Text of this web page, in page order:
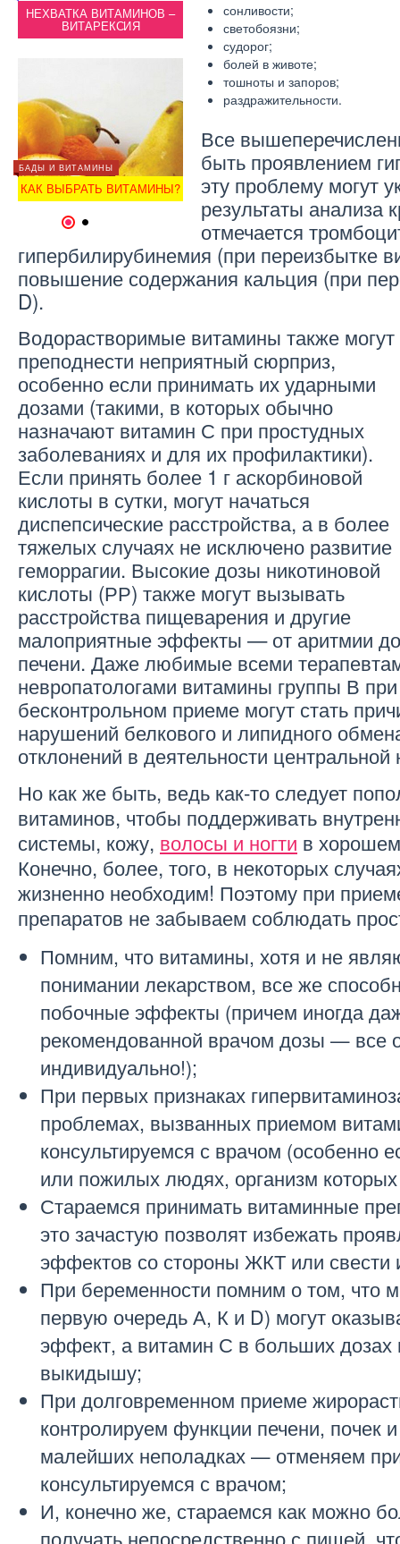
НЕХВАТКА ВИТАМИНОВ –
ВИТАРЕКСИЯ
БАДЫ И ВИТАМИНЫ
КАК ВЫБРАТЬ ВИТАМИНЫ?
ВИТАМИНЫ МЕРЦ —
ОТЗЫВ
ОТЗЫВЫ
ВИТАМИНЫ АЛФАВИТ-
ОТЗЫВ
БАДЫ И
КАК
сонливости;
светобоязни;
судорог;
болей в животе;
тошноты и запоров;
раздражительности.
Все
быть проявлением
эту проблему могут
результаты анализа
отмечается
гипербилирубинемия (при переизбытке
повышение содержания кальция (при
D).
Водорастворимые витамины также могут
преподнести неприятный сюрприз,
особенно если принимать их ударными
дозами (такими, в которых обычно
назначают витамин С при простудных
заболеваниях и для их профилактики).
Если принять более 1 г аскорбиновой
кислоты в сутки, могут начаться
диспепсические расстройства, а в более
тяжелых случаях не исключено развитие
геморрагии. Высокие дозы никотиновой
кислоты (РР) также могут вызывать
расстройства пищеварения и другие
малоприятные эффекты — от аритмии
печени. Даже любимые всеми
невропатологами витамины группы В
бесконтрольном приеме могут стать
нарушений белкового и липидного
отклонений в деятельности
Но как же быть, ведь как-то следует
витаминов, чтобы поддерживать
системы, кожу, волосы и ногти в
Конечно, более, того, в некоторых
жизненно необходим! Поэтому при
препаратов не забываем соблюдать
Помним, что витамины, хотя и не
понимании лекарством, все же
побочные эффекты (причем иногда
рекомендованной врачом дозы — все
индивидуально!);
При первых признаках
проблемах, вызванных приемом
консультируемся с врачом (особенно
или пожилых людях, организм
Стараемся принимать витаминные
это зачастую позволят избежать
эффектов со стороны ЖКТ или свести
При беременности помним о том, что
первую очередь А, К и D) могут
эффект, а витамин С в больших дозах
выкидышу;
При долговременном приеме
контролируем функции печени, почек
малейших неполадках — отменяем
консультируемся с врачом;
И, конечно же, стараемся как можно